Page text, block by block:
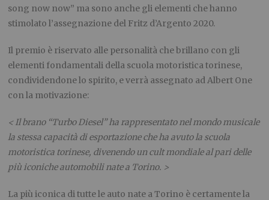
song now now” ma sono anche gli elementi che hanno
stimolato l’assegnazione del Fritz d’Argento 2020.
Il premio è riservato alle personalità che brillano con gli
elementi fondamentali della scuola motoristica torinese,
condividendone lo spirito, e verrà assegnato ad Albert One
con la motivazione:
< Il brano “Turbo Diesel” ha rappresentato nel mondo musicale
la stessa capacità di esportazione che ha avuto la scuola
motoristica torinese, divenendo un cult mondiale al pari delle
più iconiche automobili nate a Torino. >
La più iconica di tutte le auto nate a Torino è certamente la